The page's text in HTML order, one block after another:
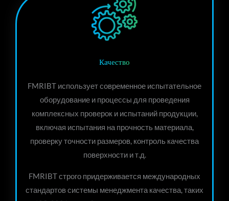
Качество
FMRIBT использует современное испытательное
оборудование и процессы для проведения
комплексных проверок и испытаний продукции,
включая испытания на прочность материала,
проверку точности размеров, контроль качества
поверхности и т.д.
FMRIBT строго придерживается международных
стандартов системы менеджмента качества, таких